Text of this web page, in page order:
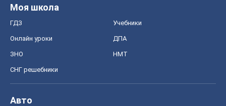
Моя школа
ГДЗ Учебники
Онлайн уроки ДПА
ЗНО НМТ
СНГ решебники
Авто